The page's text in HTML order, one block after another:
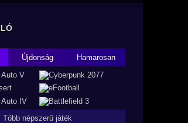
Újdonság Hamarosan
Több népszerű játék